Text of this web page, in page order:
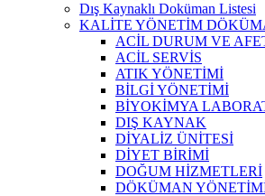
Dış Kaynaklı Doküman Listesi
KALİTE YÖNETİM
ACİL DURUM VE
ACİL SERVİS
ATIK YÖNETİMİ
BİLGİ YÖNETİMİ
BİYOKİMYA
DIŞ KAYNAK
DİYALİZ ÜNİTESİ
DİYET BİRİMİ
DOĞUM HİZMETLERİ
DÖKÜMAN